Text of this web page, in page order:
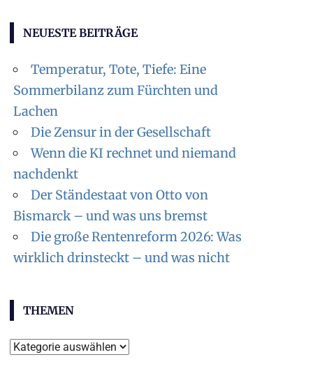
NEUESTE BEITRÄGE
Temperatur, Tote, Tiefe: Eine
Sommerbilanz zum Fürchten und
Lachen
Die Zensur in der Gesellschaft
Wenn die KI rechnet und niemand
nachdenkt
Der Ständestaat von Otto von
Bismarck – und was uns bremst
Die große Rentenreform 2026: Was
wirklich drinsteckt – und was nicht
THEMEN
T